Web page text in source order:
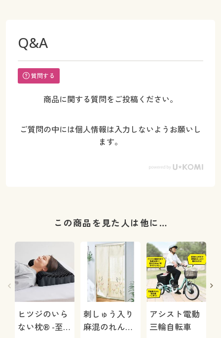
Q&A
質問する
商品に関する質問をご投稿ください。
ご質問の中には個人情報は入力しないようお願いし
ます。
この商品を見た人は他に…
ヒツジのいら
ない枕® -至
刺しゅう入り
麻混のれん&
アシスト電動
三輪自転車